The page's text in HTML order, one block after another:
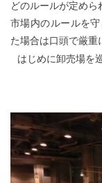
どのルールが定めら
市場内のルールを
た場合は口頭で厳重
はじめに卸売場を